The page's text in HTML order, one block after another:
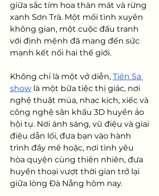
giữa sắc tím hoa thàn mát và rừng
xanh Sơn Trà. Một mối tình xuyên
không gian, một cuộc đấu tranh
với định mệnh đã mang đến sức
mạnh kết nối hai thế giới.
Không chỉ là một vở diễn, Tiên Sa
show là một bữa tiệc thị giác, nơi
nghệ thuật múa, nhạc kịch, xiếc và
công nghệ sân khấu 3D huyền ảo
hội tụ. Nơi ánh sáng, vũ điệu và giai
điệu dẫn lối, đưa bạn vào hành
trình đầy mê hoặc, nơi tình yêu
hòa quyện cùng thiên nhiên, đưa
huyền thoại vượt thời gian trở lại
giữa lòng Đà Nẵng hôm nay.